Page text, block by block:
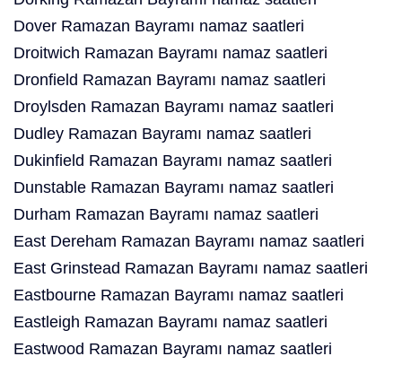
Dover Ramazan Bayramı namaz saatleri
Droitwich Ramazan Bayramı namaz saatleri
Dronfield Ramazan Bayramı namaz saatleri
Droylsden Ramazan Bayramı namaz saatleri
Dudley Ramazan Bayramı namaz saatleri
Dukinfield Ramazan Bayramı namaz saatleri
Dunstable Ramazan Bayramı namaz saatleri
Durham Ramazan Bayramı namaz saatleri
East Dereham Ramazan Bayramı namaz saatleri
East Grinstead Ramazan Bayramı namaz saatleri
Eastbourne Ramazan Bayramı namaz saatleri
Eastleigh Ramazan Bayramı namaz saatleri
Eastwood Ramazan Bayramı namaz saatleri